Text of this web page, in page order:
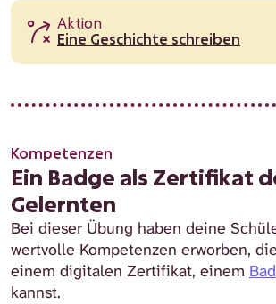
Aktion
Eine Geschichte schreiben
Kompetenzen
Ein Badge als Zertifikat
Gelernten
Bei dieser Übung haben deine
wertvolle Kompetenzen erworben,
einem digitalen Zertifikat, einem
kannst.